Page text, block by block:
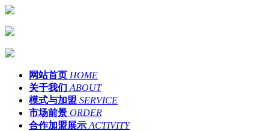
网站首页 HOME
关于我们 ABOUT
模式与加盟 SERVICE
市场前景 ORDER
合作加盟展示 ACTIVITY